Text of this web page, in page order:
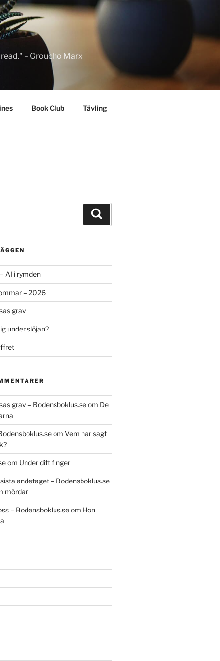
– Groucho Marx
Book Club Tävling
AI i rymden
– 2026
grav
under slöjan?
grav – Bodensboklus.seom De
om Vem har sagt
om Under ditt finger
andetaget – Bodensboklus.se
mördar
– Bodensboklus.seom Hon